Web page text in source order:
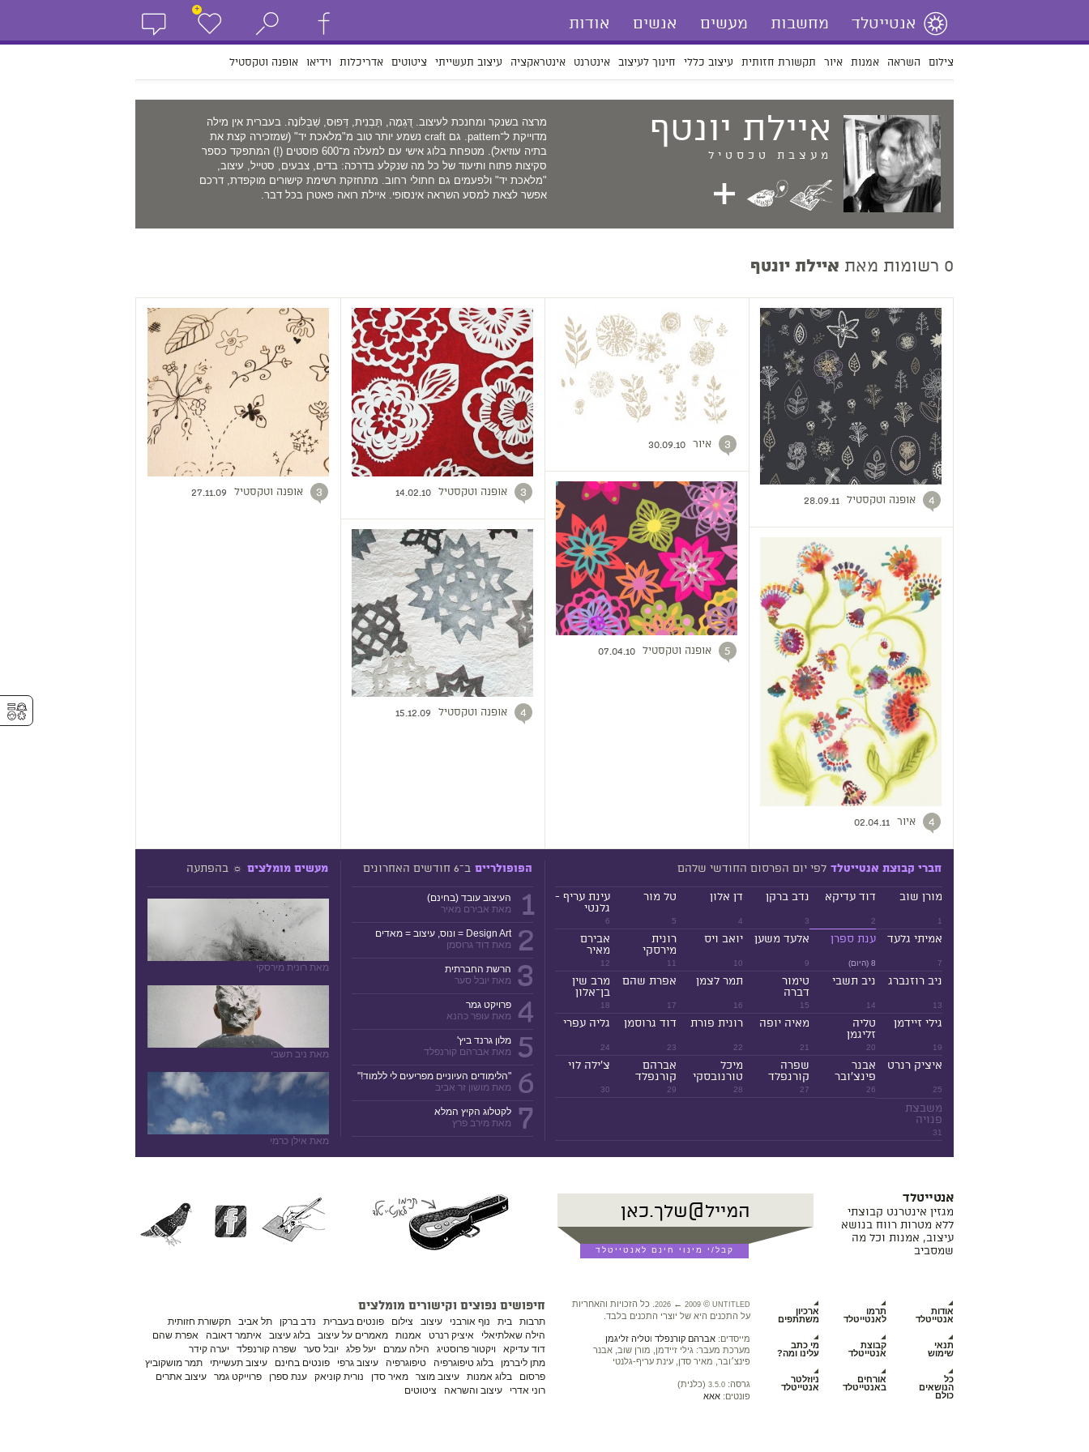
אנטייטלד מחשבות מעשים אנשים אודות
+
צילום השראה אמנות איור תקשורת חזותית עיצוב כללי חינוך לעיצוב אינטרנט אינטראקציה עיצוב תעשייתי ציטוטים אדריכלות וידיאו אופנה וטקסטיל
איילת יונטף
מעצבת טכסטיל
מרצה בשנקר ומחנכת לעיצוב. דֻּגְמָה, תַּבְנִית, דְּפוּס, שַׁבְּלוֹנָה. בעברית אין מילה
מדוייקת ל־pattern. גם craft נשמע יותר טוב מ"מלאכת יד" (שמזכירה קצת את
בתיה עוזיאל). מטפחת בלוג אישי עם למעלה מ־600 פוסטים (!) המתפקד כספר
סקיצות פתוח ותיעוד של כל מה שנקלע בדרכה: בדים, צבעים, סטייל, עיצוב,
"מלאכת יד" ולפעמים גם חתולי רחוב. מתחזקת רשימת קישורים מוקפדת, דרכם
אפשר לצאת למסע השראה אינסופי. איילת רואה פאטרן בכל דבר.
0 רשומות מאת איילת יונטף
4 אופנה וטקסטיל 28.09.11
4 איור 02.04.11
3 איור 30.09.10
5 אופנה וטקסטיל 07.04.10
3 אופנה וטקסטיל 14.02.10
4 אופנה וטקסטיל 15.12.09
3 אופנה וטקסטיל 27.11.09
חברי קבוצת אנטייטלד לפי יום הפרסום החודשי שלהם
1
מורן שוב
2
דוד עדיקא
3
נדב ברקן
4
דן אלון
5
טל מור
6
עינת עריף -
גלנטי
7
אמיתי גלעד
8 (היום)
ענת ספרן
9
אלעד משען
10
יואב ויס
11
רונית
מירסקי
12
אבירם
מאיר
13
ניב רוזנברג
14
ניב תשבי
15
טימור
דברה
16
תמר לצמן
17
אפרת שהם
18
מרב שין
בן־אלון
19
גילי זיידמן
20
טליה
זליגמן
21
מאיה יופה
22
רונית פורת
23
דוד גרוסמן
24
גליה עפרי
25
איציק רנרט
26
אבנר
פינצ'ובר
27
שפרה
קורנפלד
28
מיכל
טורנובסקי
29
אברהם
קורנפלד
30
צ'ילה לוי
31
משבצת
פנויה
הפופולריים ב־6 חודשים האחרונים
1
העיצוב עובד (בחינם)
מאת אבירם מאיר
2
Design Art = ונוס, עיצוב = מאדים
מאת דוד גרוסמן
3
הרשת החברתית
מאת יובל סער
4
פרויקט גמר
מאת עופר כהנא
5
מלון גרנד ביץ'
מאת אברהם קורנפלד
6
"הלימודים העיוניים מפריעים לי ללמוד!"
מאת מושון זר אביב
7
לקטלוג הקיץ המלא
מאת מירב פרץ
מעשים מומלצים ☼ בהפתעה
מאת רונית מירסקי
מאת ניב תשבי
מאת אילן כרמי
אנטייטלד
מגזין אינטרנט קבוצתי
ללא מטרות רווח בנושא
עיצוב, אמנות וכל מה
שמסביב
חיפושים נפוצים וקישורים מומלצים
תרבות בית נוף אורבני עיצוב צילום פונטים בעברית נדב ברקן תל אביב
תקשורת חזותית
הילה שאלתיאלי
איציק רנרט אמנות מאמרים על עיצוב בלוג עיצוב איתמר דאובה
אפרת שהם
דוד עדיקא
ויקטור פרוסטיג הילה עמרם יעל פלג יובל סער שפרה קורנפלד
יערה קידר
מתן ליברמן
בלוג טיפוגרפיה טיפוגרפיה עיצוב גרפי פונטים בחינם עיצוב תעשייתי
תמר מושקוביץ
פרסום
בלוג אמנות עיצוב מוצר מאיר סדן נורית קוניאק ענת ספרן פרוייקט גמר
עיצוב אתרים
רוני אדרי
עיצוב והשראה ציטוטים
אודות
אנטייטלד
תרמו
לאנטייטלד
ארכיון
משתתפים
תנאי
שימוש
קבוצת
אנטייטלד
מי כתב
עלינו ומה?
כל
הנושאים
כולם
אורחים
באנטייטלד
ניוזלטר
אנטייטלד
2026 ← 2009 © UNTITLED
. כל הזכויות והאחריות
על התכנים היא של יוצרי התכנים בלבד.
מייסדים: אברהם קורנפלד וטליה זליגמן
מערכת מעבר: גילי זיידמן, מורן שוב, אבנר
פינצ׳ובר, מאיר סדן, עינת עריף-גלנטי
גרסה: 3.5.0 (כלנית)
פונטים: אאא
⚥︎